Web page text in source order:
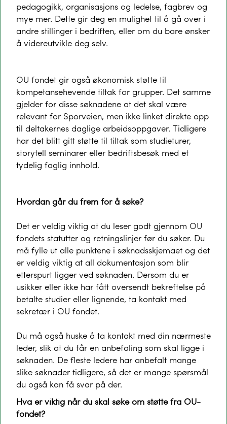
pedagogikk, organisasjons og ledelse, fagbrev og
mye mer. Dette gir deg en mulighet til å gå over i
andre stillinger i bedriften, eller om du bare ønsker
å videreutvikle deg selv.
OU fondet gir også økonomisk støtte til
kompetansehevende tiltak for grupper. Det samme
gjelder for disse søknadene at det skal være
relevant for Sporveien, men ikke linket direkte opp
til deltakernes daglige arbeidsoppgaver. Tidligere
har det blitt gitt støtte til tiltak som studieturer,
storytell seminarer eller bedriftsbesøk med et
tydelig faglig innhold.
Hvordan går du frem for å søke?
Det er veldig viktig at du leser godt gjennom OU
fondets statutter og retningslinjer før du søker. Du
må fylle ut alle punktene i søknadsskjemaet og det
er veldig viktig at all dokumentasjon som blir
etterspurt ligger ved søknaden. Dersom du er
usikker eller ikke har fått oversendt bekreftelse på
betalte studier eller lignende, ta kontakt med
sekretær i OU fondet.
Du må også huske å ta kontakt med din nærmeste
leder, slik at du får en anbefaling som skal ligge i
søknaden. De fleste ledere har anbefalt mange
slike søknader tidligere, så det er mange spørsmål
du også kan få svar på der.
Hva er viktig når du skal søke om støtte fra OU-
fondet?